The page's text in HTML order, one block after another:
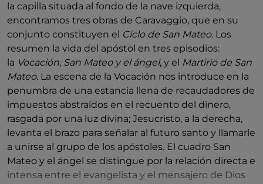
la capilla situada al fondo de la nave izquierda,
encontramos tres obras de Caravaggio, que en su
conjunto constituyen el Ciclo de San Mateo. Los
resumen la vida del apóstol en tres episodios:
la Vocación, San Mateo y el ángel, y el Martirio de San
Mateo. La escena de la Vocación nos introduce en la
penumbra de una estancia llena de recaudadores de
impuestos abstraídos en el recuento del dinero,
rasgada por una luz divina; Jesucristo, a la derecha,
levanta el brazo para señalar al futuro santo y llamarle
a unirse al grupo de los apóstoles. El cuadro San
Mateo y el ángel se distingue por la relación directa e
intensa entre el evangelista y el mensajero de Dios